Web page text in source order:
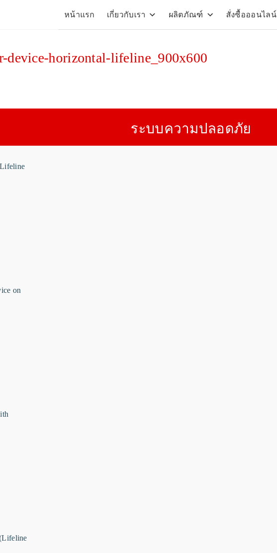
หน้าแรก เกี่ยวกับเรา ผลิตภัณฑ์ สั่งซื้อออนไลน์
device-horizontal-lifeline_900x600
ระบบความปลอดภัย